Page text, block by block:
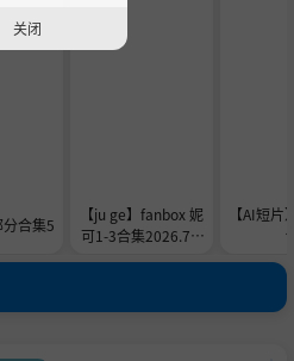
分合集5
【ju ge】fanbox 妮
可1-3合集2026.7.2
【AI短片
关闭